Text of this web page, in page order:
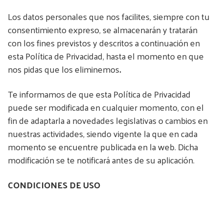
Los datos personales que nos facilites, siempre con tu
consentimiento expreso, se almacenarán y tratarán
con los fines previstos y descritos a continuación en
esta Política de Privacidad, hasta el momento en que
nos pidas que los eliminemos.
Te informamos de que esta Política de Privacidad
puede ser modificada en cualquier momento, con el
fin de adaptarla a novedades legislativas o cambios en
nuestras actividades, siendo vigente la que en cada
momento se encuentre publicada en la web. Dicha
modificación se te notificará antes de su aplicación.
CONDICIONES DE USO